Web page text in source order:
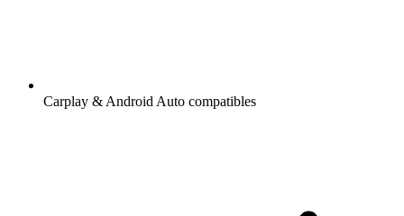
Carplay & Android Auto compatibles